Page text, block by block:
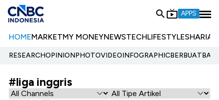
APPS
HOMEMARKETMY MONEYNEWSTECHLIFESTYLESHARIA
RESEARCHOPINIONPHOTOVIDEOINFOGRAPHIC
#liga inggris